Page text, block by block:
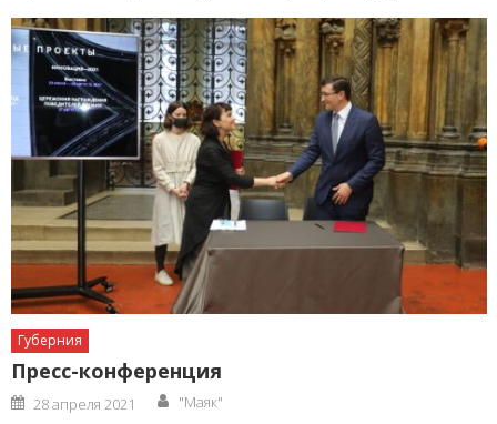
Губерния
Пресс-конференция
Posted
on
28 апреля 2021 Author
"Маяк"